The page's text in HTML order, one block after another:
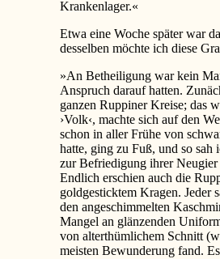
Krankenlager.«
Etwa eine Woche später war
desselben möchte ich diese
»An Betheiligung war kein
Anspruch darauf hatten.
ganzen Ruppiner Kreise; das
›Volk‹, machte sich auf den
schon in aller Frühe von
hatte, ging zu Fuß, und so sah
zur Befriedigung ihrer
Endlich erschien auch die
goldgesticktem Kragen. Jeder
den angeschimmelten
Mangel an glänzenden
von alterthümlichem Schnitt
meisten Bewunderung fand.